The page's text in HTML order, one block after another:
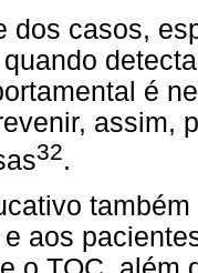
dos casos,
é
assim,
32.
aos